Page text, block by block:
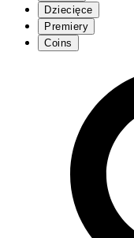
Dziecięce
Premiery
Coins